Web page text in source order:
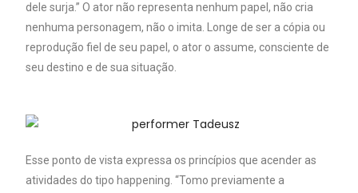
dele surja.” O ator não representa nenhum papel, não cria
nenhuma personagem, não o imita. Longe de ser a cópia ou
reprodução fiel de seu papel, o ator o assume, consciente de
seu destino e de sua situação.
Esse ponto de vista expressa os princípios que acender as
atividades do tipo happening. “Tomo previamente a